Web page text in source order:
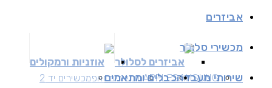
אביזרים
אביזרים לסלולר אוזניות ורמקולים
מכשירי סלולר
SAMSUNG
APPLEמכשירים זאפמכשירים יד 2 שירותי מעבדהכבלים ומתאמים